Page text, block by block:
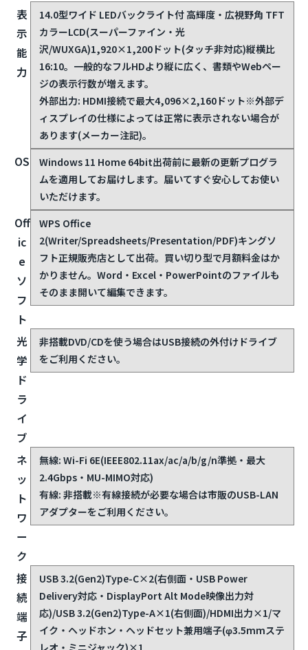
表
示
能
力
14.0型ワイド LEDバックライト付 高輝度・広視野角 TFT
カラーLCD(スーパーファイン・光
沢/WUXGA)1,920×1,200ドット(タッチ非対応)縦横比
16:10。一般的なフルHDより縦に広く、書類やWebペー
ジの表示行数が増えます。
外部出力: HDMI接続で最大4,096×2,160ドット※外部デ
ィスプレイの仕様によっては正常に表示されない場合が
あります(メーカー注記)。
OS Windows 11 Home 64bit出荷前に最新の更新プログラ
ムを適用してお届けします。届いてすぐ安心してお使い
いただけます。
Off
ic
e
ソ
フ
ト
WPS Office
2(Writer/Spreadsheets/Presentation/PDF)キングソ
フト正規販売店として出荷。買い切り型で月額料金はか
かりません。Word・Excel・PowerPointのファイルも
そのまま開いて編集できます。
光
学
ド
ラ
イ
ブ
非搭載DVD/CDを使う場合はUSB接続の外付けドライブ
をご利用ください。
ネ
ッ
ト
ワ
ー
ク
無線: Wi-Fi 6E(IEEE802.11ax/ac/a/b/g/n準拠・最大
2.4Gbps・MU-MIMO対応)
有線: 非搭載※有線接続が必要な場合は市販のUSB-LAN
アダプターをご利用ください。
接
続
端
子
USB 3.2(Gen2)Type-C×2(右側面・USB Power
Delivery対応・DisplayPort Alt Mode映像出力対
応)/USB 3.2(Gen2)Type-A×1(右側面)/HDMI出力×1/マ
イク・ヘッドホン・ヘッドセット兼用端子(φ3.5mmステ
レオ・ミニジャック)×1